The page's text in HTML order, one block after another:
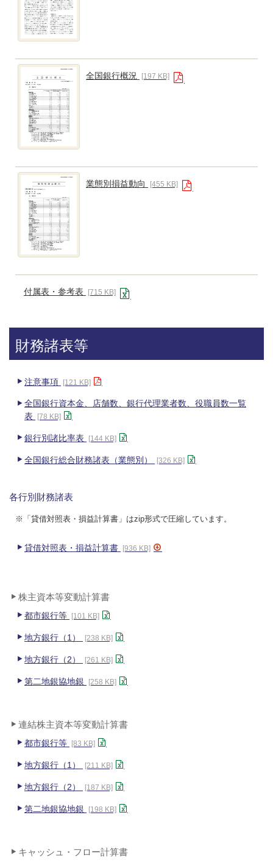
全国銀行概況 [197 KB]
業態別損益動向 [455 KB]
付属表・参考表 [715 KB]
財務諸表等
注意事項 [121 KB]
全国銀行資本金、店舗数、銀行代理業者数、役職員数一覧
表
[78 KB]
銀行別諸比率表 [144 KB]
全国銀行総合財務諸表（業態別） [326 KB]
各行別財務諸表
※「貸借対照表・損益計算書」はzip形式で圧縮しています。
貸借対照表・損益計算書 [936 KB]
株主資本等変動計算書
都市銀行等 [101 KB]
地方銀行（1） [238 KB]
地方銀行（2） [261 KB]
第二地銀協地銀 [258 KB]
連結株主資本等変動計算書
都市銀行等 [83 KB]
地方銀行（1） [211 KB]
地方銀行（2） [187 KB]
第二地銀協地銀 [198 KB]
キャッシュ・フロー計算書